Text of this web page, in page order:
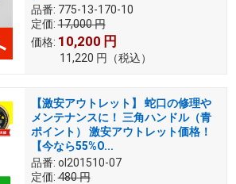
品番: 775-13-170-10
定価: 17,000円
価格: 10,200 円
11,220 円 （税込）
【激安アウトレット】 蛇口の修理や
メンテナンスに！ 三角ハンドル（青
ポイント） 激安アウトレット価格！
【今なら55%O...
品番: ol201510-07
定価: 480円